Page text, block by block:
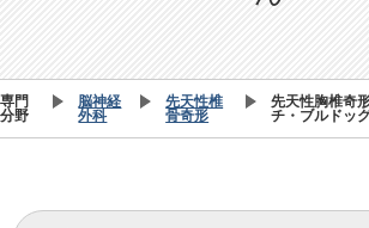
専門
分野
脳神経
外科
先天性椎
骨奇形
先天性胸椎奇
チ・ブルドッ